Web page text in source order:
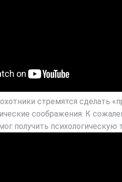
стремятся сделать
соображения. К
получить психологическую